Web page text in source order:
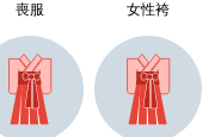
喪服 女性袴